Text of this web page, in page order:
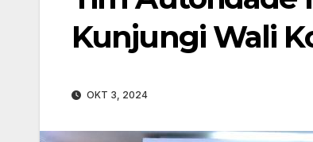
Kunjungi Wali
OKT 3, 2024